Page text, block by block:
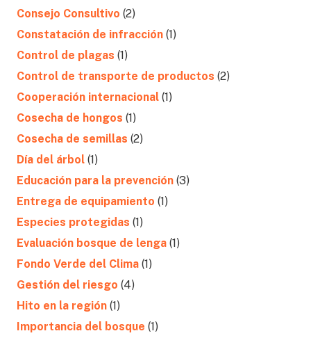
Consejo Consultivo (2)
Constatación de infracción (1)
Control de plagas (1)
Control de transporte de productos (2)
Cooperación internacional (1)
Cosecha de hongos (1)
Cosecha de semillas (2)
Día del árbol (1)
Educación para la prevención (3)
Entrega de equipamiento (1)
Especies protegidas (1)
Evaluación bosque de lenga (1)
Fondo Verde del Clima (1)
Gestión del riesgo (4)
Hito en la región (1)
Importancia del bosque (1)